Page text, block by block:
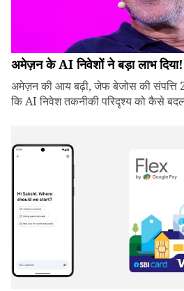
अमेज़न के AI निवेशों ने बड़ा लाभ दिया!
अमेज़न की आय बढ़ी, जेफ बेजोस की संपत्ति
कि AI निवेश तकनीकी परिदृश्य को कैसे